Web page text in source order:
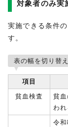
対象者のみ実
実施できる条件
す。
表の幅を切り替
項目
貧血検査
貧
われ
令